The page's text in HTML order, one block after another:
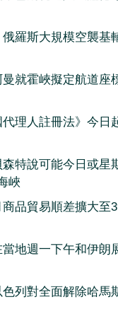
羅斯大規模空襲基
就霍峽擬定航道座
理人註冊法》今日
特說可能今日或星
峽
品貿易順差擴大至
地週一下午和伊朗
列對全面解除哈馬